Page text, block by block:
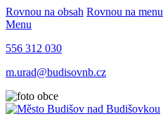
Rovnou na obsah Rovnou na menu
Menu
556 312 030
m.urad@budisovnb.cz